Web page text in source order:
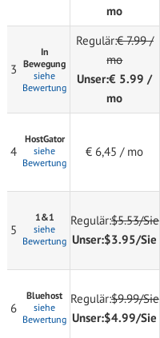
mo
3
In
Bewegung
siehe
Bewertung
Regulär:€ 7.99 /
mo
Unser:€ 5.99 /
mo
4
HostGator
siehe
Bewertung
€ 6,45 / mo
5
1&1
siehe
Bewertung
Regulär:$5.53/Sie
Unser:$3.95/Sie
6
Bluehost
siehe
Bewertung
Regulär:$9.99/Sie
Unser:$4.99/Sie